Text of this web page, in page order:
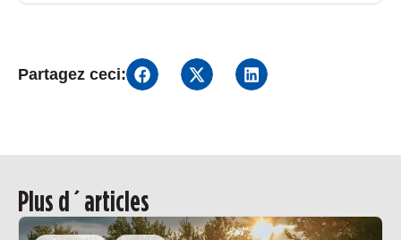
Partagez ceci:
Plus d´articles